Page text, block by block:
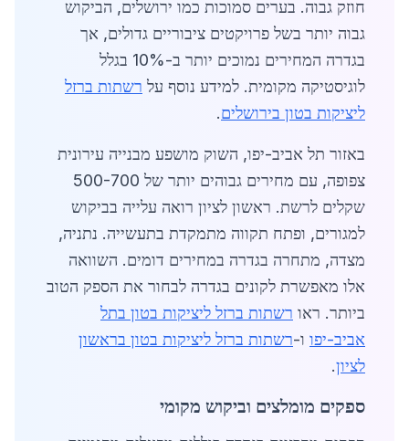
חוזק גבוה. בערים סמוכות כמו ירושלים, הביקוש
גבוה יותר בשל פרויקטים ציבוריים גדולים, אך
בגדרה המחירים נמוכים יותר ב-10% בגלל
לוגיסטיקה מקומית. למידע נוסף על רשתות ברזל
ליציקות בטון בירושלים.
באזור תל אביב-יפו, השוק מושפע מבנייה עירונית
צפופה, עם מחירים גבוהים יותר של 500-700
שקלים לרשת. ראשון לציון רואה עלייה בביקוש
למגורים, ופתח תקווה מתמקדת בתעשייה. נתניה,
מצדה, מתחרה בגדרה במחירים דומים. השוואה
אלו מאפשרת לקונים בגדרה לבחור את הספק הטוב
ביותר. ראו רשתות ברזל ליציקות בטון בתל
אביב-יפו ו-רשתות ברזל ליציקות בטון בראשון
לציון.
ספקים מומלצים וביקוש מקומי